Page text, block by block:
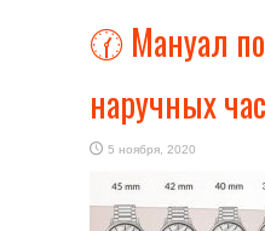
🕜 Мануал
наручных
5 ноября, 2020